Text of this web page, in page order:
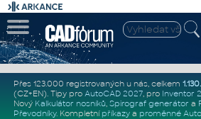
Přes 123.000 registrovaných u nás, celkem
(CZ+EN). Tipy pro AutoCAD 2027, pro Inventor
Nový Kalkulátor nosníků, Spirograf generátor a
Převodníky. Kompletní příkazya proměnné